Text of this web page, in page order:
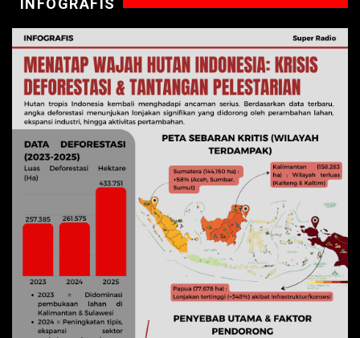
INFOGRAFIS